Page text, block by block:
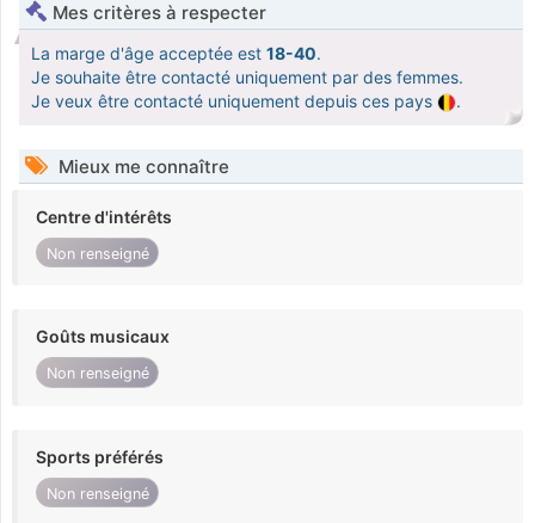
Mes critères à respecter
La marge d'âge acceptée est 18-40.
Je souhaite être contacté uniquement par des femmes.
Je veux être contacté uniquement depuis ces pays
.
Mieux me connaître
Centre d'intérêts
Non renseigné
Goûts musicaux
Non renseigné
Sports préférés
Non renseigné